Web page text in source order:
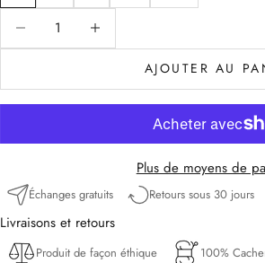
Diminuer la quantitéDiminuer la quantité
AJOUTER AU
Plus de moyens de
Échanges gratuits Retours sous 30 jours
Livraisons et retours
Produit de façon éthique 100%